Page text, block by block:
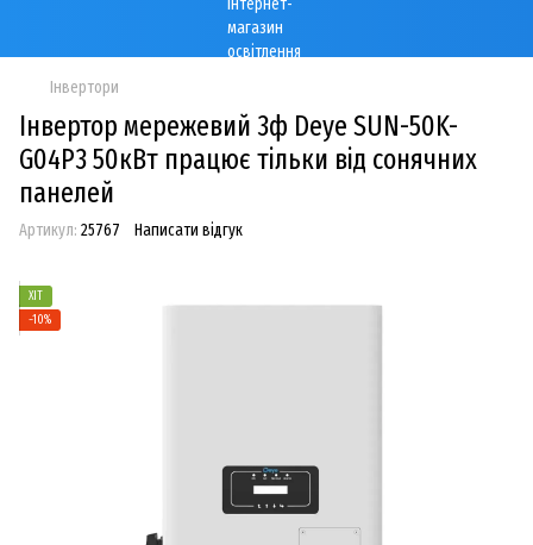
Інвертори
Інвертор мережевий 3ф Deye SUN-50K-
G04P3 50кВт працює тільки від сонячних
панелей
Артикул: 25767 Написати відгук
ХІТ
−10%